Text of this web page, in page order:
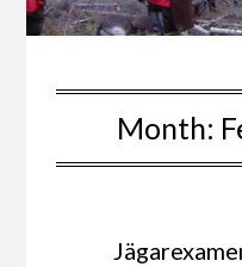
Month: